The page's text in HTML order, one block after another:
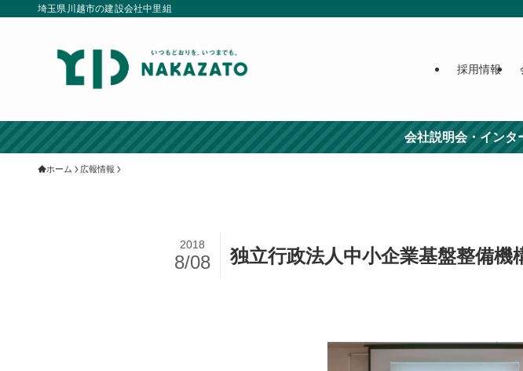
埼玉県川越市の建設会社中里組
採用情報
会社説明会・インタ
ホーム 広報情報
独立行政法人中小企業基盤整備
2018
8/08